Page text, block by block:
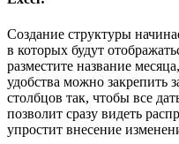
Создание структуры
в которых будут
разместите название
удобства можно закрепить
столбцов так, чтобы все
позволит сразу видеть
упростит внесение